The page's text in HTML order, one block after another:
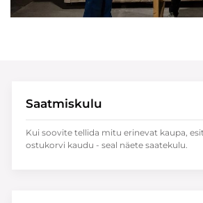
Saatmiskulu
Kui soovite tellida mitu erinevat kaupa,
ostukorvi kaudu - seal näete saatekulu.